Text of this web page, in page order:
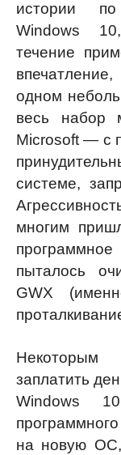
истории по
Windows
течение
одном
весь набор
Microsoft — с
системе,
многим
пыталось
GWX
Некоторым
заплатить
Windows
на новую ОС,